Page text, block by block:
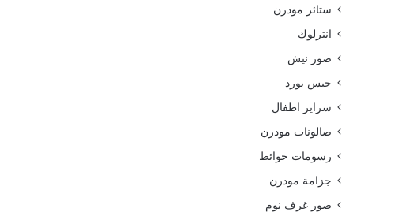
ستائر مودرن
انترلوك
صور نيش
جبس بورد
سراير اطفال
صالونات مودرن
رسومات حوائط
جزامة مودرن
صور غرف نوم